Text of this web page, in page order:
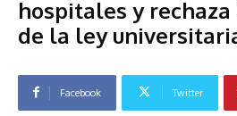
hospitales y
de la ley
Facebook Twitter